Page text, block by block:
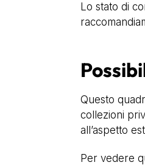
Lo stato di
Questo
collezioni
all’aspetto
Per vedere